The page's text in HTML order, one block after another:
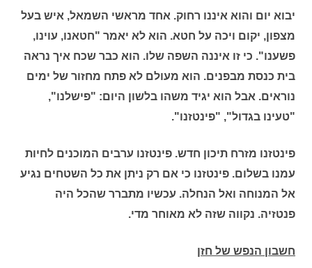
יבוא יום והוא איננו רחוק. אחד מראשי השמאל, איש בעל
מצפון, יקום ויכה על חטא. הוא לא יאמר "חטאנו, עוינו,
פשענו". כי זו איננה השפה שלו. הוא כבר שכח איך נראה
בית כנסת מבפנים. הוא מעולם לא פתח מחזור של ימים
נוראים. אבל הוא יגיד משהו בלשון היום: "פישלנו",
"טעינו בגדול", "פינטזנו".
פינטזנו מזרח תיכון חדש. פינטזנו ערבים המוכנים לחיות
עמנו בשלום. פינטזנו כי אם רק ניתן את כל השטחים נגיע
אל המנוחה ואל הנחלה. עכשיו מתברר שהכל היה
פנטזיה. נקווה שזה לא מאוחר מדי.
חשבון הנפש של חזן